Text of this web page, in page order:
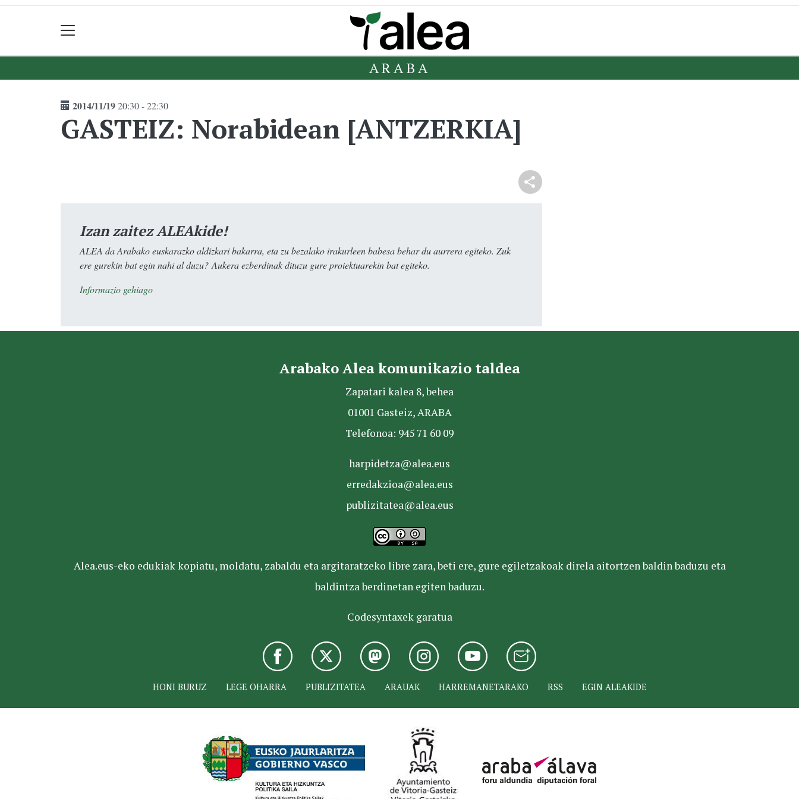
ARABA
2014/11/1920:30 - 22:30
GASTEIZ: Norabidean [ANTZERKIA]
Izan zaitez ALEAkide!
ALEA da Arabako euskarazko aldizkari bakarra, eta zu bezalako irakurleen babesa behar du aurrera egiteko. Zuk
ere gurekin bat egin nahi al duzu? Aukera ezberdinak dituzu gure proiektuarekin bat egiteko.
Informazio gehiago
Arabako Alea komunikazio taldea
Zapatari kalea 8, behea
01001 Gasteiz, ARABA
Telefonoa: 945 71 60 09
harpidetza@alea.eus
erredakzioa@alea.eus
publizitatea@alea.eus
Alea.eus-eko edukiak kopiatu, moldatu, zabaldu eta argitaratzeko libre zara, beti ere, gure egiletzakoak direla aitortzen baldin baduzu eta
baldintza berdinetan egiten baduzu.
Codesyntaxek garatua
HONI BURUZ LEGE OHARRA PUBLIZITATEA ARAUAK HARREMANETARAKO RSS EGIN ALEAKIDE